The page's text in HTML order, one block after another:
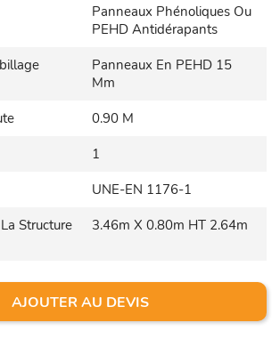
Panneaux Phénoliques Ou
PEHD Antidérapants
Panneaux En PEHD 15
Mm
0.90 M
1
UNE-EN 1176-1
Structure
3.46m X 0.80m HT 2.64m
AJOUTER AU DEVIS